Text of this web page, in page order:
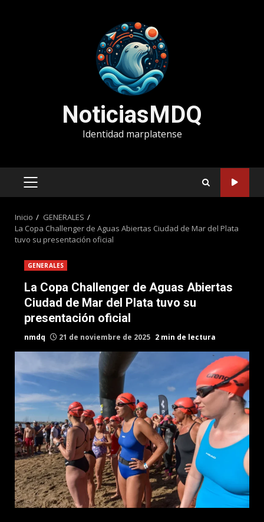
NoticiasMDQ
Identidad marplatense
MENÚ
Inicio
GENERALES
La Copa Challenger de Aguas Abiertas Ciudad de Mar del Plata
tuvo su presentación oficial
GENERALES
La Copa Challenger de Aguas Abiertas
Ciudad de Mar del Plata tuvo su
presentación oficial
nmdq 21 de noviembre de 2025 2 min de lectura